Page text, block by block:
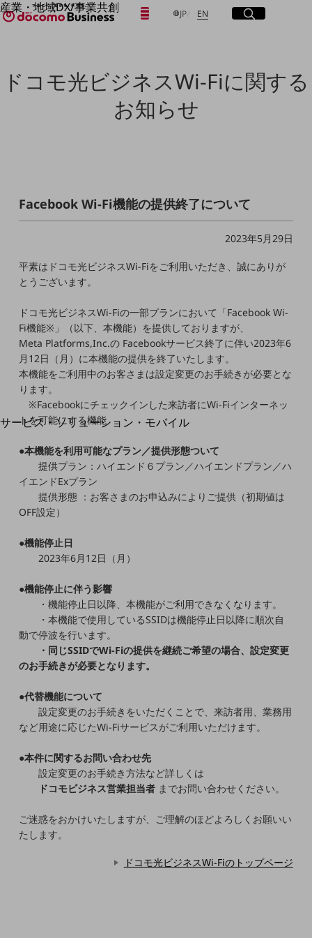
産業・地域DX/事業共創
OPEN HUB for Plural Futures
OPEN HUB for Plural Futuresとは
イベント/ウェビナー
プレイヤー(カタリスト/パートナー企業)
Smart Education
Smart Healthcare
生成AI(Generative AI)
地域の取り組み
地域経済のさらなる活性化に取り組みます
自治体・地域社会との共創
LGPF(Local Government Platform)
別ウィンドウで開きます
サービス・ソリューション・モバイル
DXに関する課題を解決する
サービス・ソリューションをご紹介
カテゴリーで探す
カテゴリーで探すTOP
クラウド・データセンター
セキュリティ
データ利活用
運用管理
業務支援・マーケティング
災害対策・BCP
課題・ニーズで探すTOP
コミュニケーション・情報共有
JP日本語
ENEnglishサイト内検索
開く
メニュー
開く
ドコモ光ビジネスWi-Fiに関する
お知らせ
Facebook Wi-Fi機能の提供終了について
2023年5月29日
平素はドコモ光ビジネスWi-Fiをご利用いただき、誠にありが
とうございます。
ドコモ光ビジネスWi-Fiの一部プランにおいて「Facebook Wi-
Fi機能※」（以下、本機能）を提供しておりますが、
Meta Platforms,Inc.の Facebookサービス終了に伴い2023年6
月12日（月）に本機能の提供を終了いたします。
本機能をご利用中のお客さまは設定変更のお手続きが必要とな
ります。
※Facebookにチェックインした来訪者にWi-Fiインターネッ
トを可能にする機能
●本機能を利用可能なプラン／提供形態ついて
提供プラン：ハイエンド６プラン／ハイエンドプラン／ハ
イエンドExプラン
提供形態 ：お客さまのお申込みによりご提供（初期値は
OFF設定）
●機能停止日
2023年6月12日（月）
●機能停止に伴う影響
・機能停止日以降、本機能がご利用できなくなります。
・本機能で使用しているSSIDは機能停止日以降に順次自
動で停波を行います。
・同じSSIDでWi-Fiの提供を継続ご希望の場合、設定変更
のお手続きが必要となります。
●代替機能について
設定変更のお手続きをいただくことで、来訪者用、業務用
など用途に応じたWi-Fiサービスがご利用いただけます。
●本件に関するお問い合わせ先
設定変更のお手続き方法など詳しくは
ドコモビジネス営業担当者 までお問い合わせください。
ご迷惑をおかけいたしますが、ご理解のほどよろしくお願いい
たします。
ドコモ光ビジネスWi-Fiのトップページ